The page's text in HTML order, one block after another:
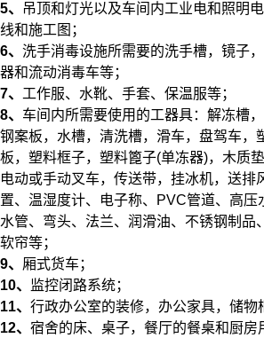
5、
吊顶和灯光以及车间内工业电和照明
线和施工图；
6、 洗手消毒设施所需要的洗手槽，镜子
器和流动消毒车等；
7、 工作服、水靴、手套、保温服等；
8、 车间内所需要使用的工器具：解冻槽
钢案板，水槽，清洗槽，滑车，盘驾车，
板，塑料框子，塑料篦子(单冻器)，木质垫
电动或手动叉车，传送带，挂冰机，送排
置、温湿度计、电子称、PVC管道、高压
水管、弯头、法兰、润滑油、不锈钢制品
软帘等；
9、 厢式货车；
10、
监控闭路系统；
11、 行政办公室的装修，办公家具，储物
12、 宿舍的床、桌子，餐厅的餐桌和厨房